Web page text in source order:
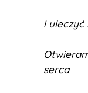
i uleczyć
serca